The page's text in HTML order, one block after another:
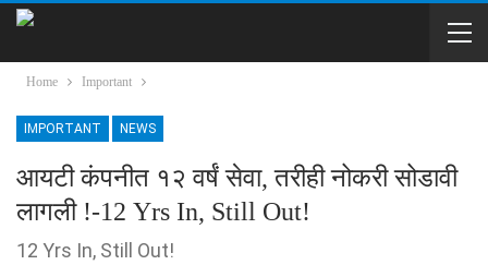
Home Important
IMPORTANT NEWS
आयटी कंपनीत १२ वर्षं सेवा, तरीही नोकरी सोडावी
लागली !-12 Yrs In, Still Out!
12 Yrs In, Still Out!